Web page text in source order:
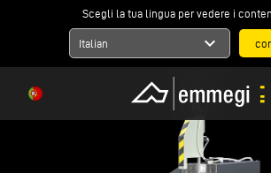
Scegli la tua lingua per vedere i
Italian expand_more